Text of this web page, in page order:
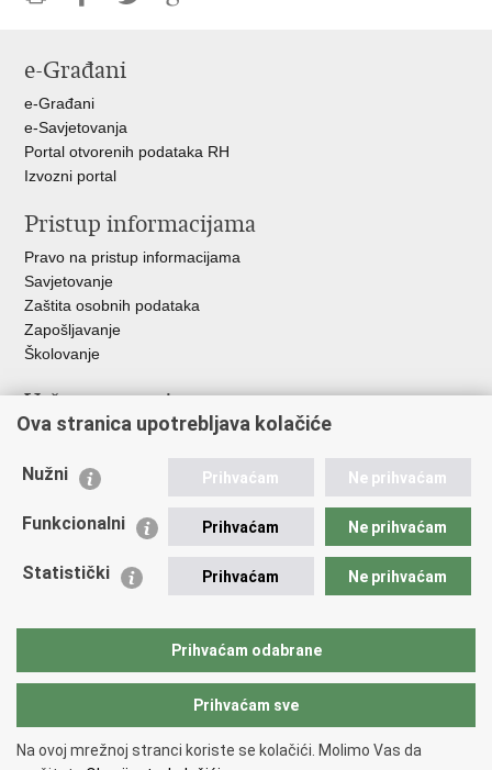
FacebookuTwitteru
e-Građani
e-Građani
e-Savjetovanja
Portal otvorenih podataka RH
Izvozni portal
Pristup informacijama
Pravo na pristup informacijama
Savjetovanje
Zaštita osobnih podataka
Zapošljavanje
Školovanje
Važne poveznice
Ministarstvo unutarnjih poslova
Udruge
Policijska akademija
Zaklada policijske solidarnosti
Vučetić"
Copyright © 2026 Policijska uprava Bjelovarsko-bilogorska.
Ova stranica upotrebljava kolačiće
Nužni Prihvaćam Ne prihvaćam
Funkcionalni Prihvaćam Ne prihvaćam
Statistički Prihvaćam Ne prihvaćam
Prihvaćam odabrane
Prihvaćam sve
Na ovoj mrežnoj stranci koriste se kolačići. Molimo Vas da